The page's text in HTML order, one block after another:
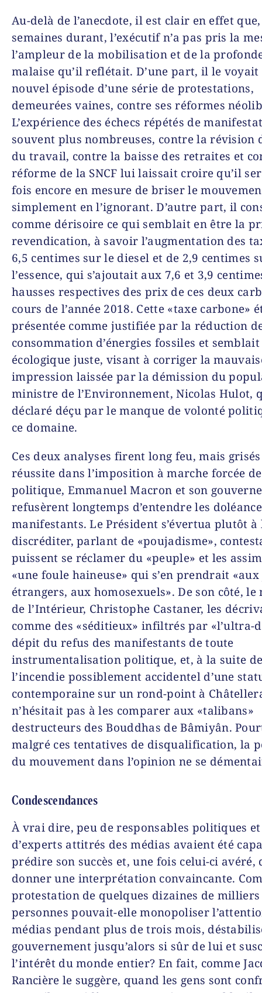
Au-delà de l’anecdote, il est clair en effet
semaines durant, l’exécutif n’a pas pris la
l’ampleur de la mobilisation et de la
malaise qu’il reflétait. D’une part, il le voyait
nouvel épisode d’une série de protestations,
demeurées vaines, contre ses réformes
L’expérience des échecs répétés de
souvent plus nombreuses, contre la révision
du travail, contre la baisse des retraites et
réforme de la SNCF lui laissait croire qu’il
fois encore en mesure de briser le
simplement en l’ignorant. D’autre part, il
comme dérisoire ce qui semblait en être la
revendication, à savoir l’augmentation des
6,5 centimes sur le diesel et de 2,9 centimes
l’essence, qui s’ajoutait aux 7,6 et 3,9
hausses respectives des prix de ces deux
cours de l’année 2018. Cette «taxe carbone»
présentée comme justifiée par la réduction
consommation d’énergies fossiles et
écologique juste, visant à corriger la
impression laissée par la démission du
ministre de l’Environnement, Nicolas Hulot,
déclaré déçu par le manque de volonté
ce domaine.
Ces deux analyses firent long feu, mais
réussite dans l’imposition à marche forcée
politique, Emmanuel Macron et son
refusèrent longtemps d’entendre les
manifestants. Le Président s’évertua plutôt à
discréditer, parlant de «poujadisme»,
puissent se réclamer du «peuple» et les
«une foule haineuse» qui s’en prendrait
étrangers, aux homosexuels». De son côté,
de l’Intérieur, Christophe Castaner, les
comme des «séditieux» infiltrés par «l’ultra-
dépit du refus des manifestants de toute
instrumentalisation politique, et, à la suite
l’incendie possiblement accidentel d’une
contemporaine sur un rond-point à
n’hésitait pas à les comparer aux «talibans»
destructeurs des Bouddhas de Bâmiyân.
malgré ces tentatives de disqualification, la
du mouvement dans l’opinion ne se
Condescendances
À vrai dire, peu de responsables politiques
d’experts attitrés des médias avaient été
prédire son succès et, une fois celui-ci avéré,
donner une interprétation convaincante.
protestation de quelques dizaines de milliers
personnes pouvait-elle monopoliser
médias pendant plus de trois mois,
gouvernement jusqu’alors si sûr de lui et
l’intérêt du monde entier? En fait, comme
Rancière le suggère, quand les gens sont